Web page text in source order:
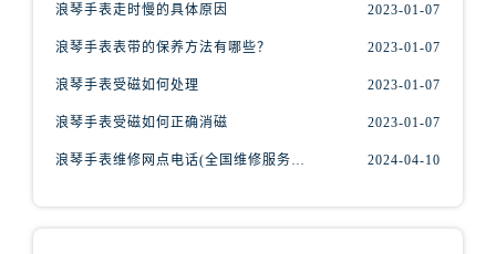
浪琴手表走时慢的具体原因 2023-01-07
浪琴手表表带的保养方法有哪些？ 2023-01-07
浪琴手表受磁如何处理 2023-01-07
浪琴手表受磁如何正确消磁 2023-01-07
浪琴手表维修网点电话(全国维修服务中心查询) 2024-04-10